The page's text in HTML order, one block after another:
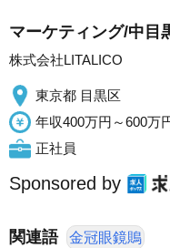
マーケティング/中目
株式会社LITALICO
東京都 目黒区
年収400万円～600万
正社員
Sponsored by
関連語 金冠眼鏡鵙